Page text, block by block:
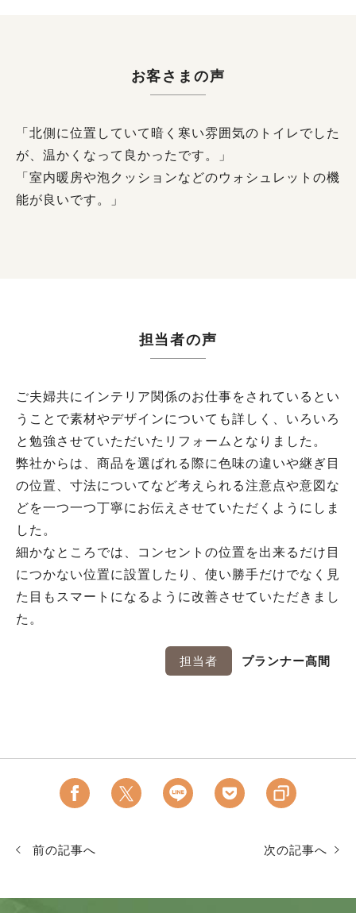
お客さまの声
「北側に位置していて暗く寒い雰囲気のトイレでした
が、温かくなって良かったです。」
「室内暖房や泡クッションなどのウォシュレットの機
能が良いです。」
担当者の声
ご夫婦共にインテリア関係のお仕事をされているとい
うことで素材やデザインについても詳しく、いろいろ
と勉強させていただいたリフォームとなりました。
弊社からは、商品を選ばれる際に色味の違いや継ぎ目
の位置、寸法についてなど考えられる注意点や意図な
どを一つ一つ丁寧にお伝えさせていただくようにしま
した。
細かなところでは、コンセントの位置を出来るだけ目
につかない位置に設置したり、使い勝手だけでなく見
た目もスマートになるように改善させていただきまし
た。
担当者 プランナー髙間
前の記事へ 次の記事へ